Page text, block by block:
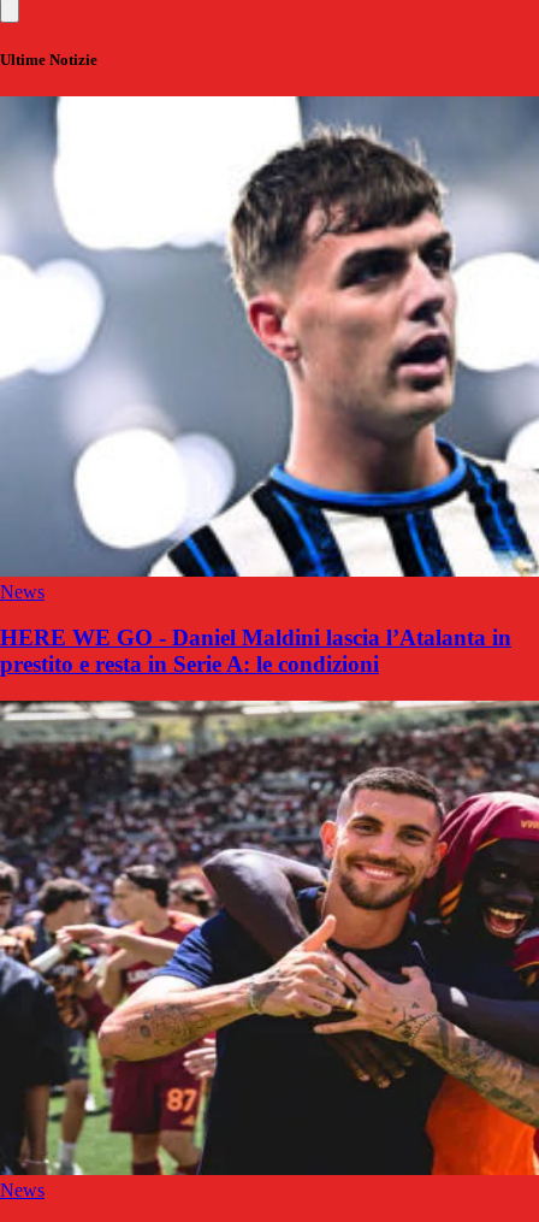
Ultime Notizie
News
HERE WE GO - Daniel Maldini lascia l’Atalanta in
prestito e resta in Serie A: le condizioni
News